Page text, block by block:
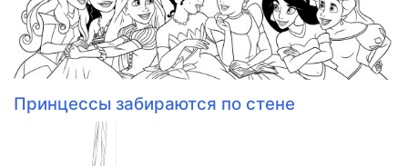
Принцессы забираются по стене